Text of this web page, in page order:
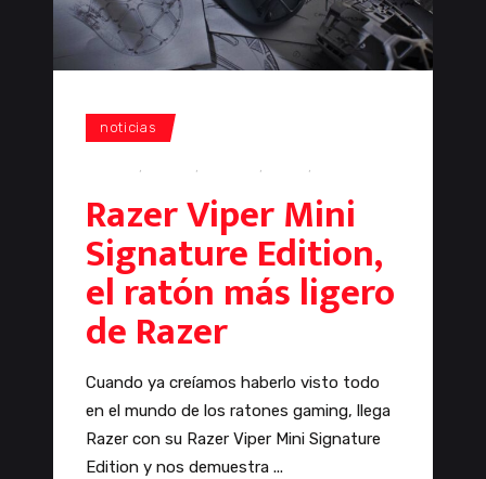
noticias
, , , ,
Razer Viper Mini
Signature Edition,
el ratón más ligero
de Razer
Cuando ya creíamos haberlo visto todo
en el mundo de los ratones gaming, llega
Razer con su Razer Viper Mini Signature
Edition y nos demuestra